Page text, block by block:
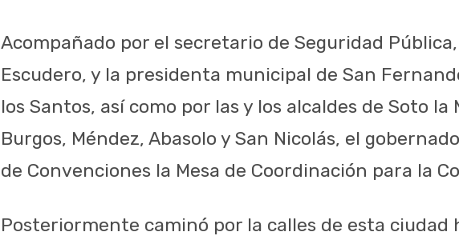
Acompañado por el secretario de Seguridad
Escudero, y la presidenta municipal de San
los Santos, así como por las y los alcaldes de Soto
Burgos, Méndez, Abasolo y San Nicolás, el
de Convenciones la Mesa de Coordinación para la
Posteriormente caminó por la calles de esta ciudad